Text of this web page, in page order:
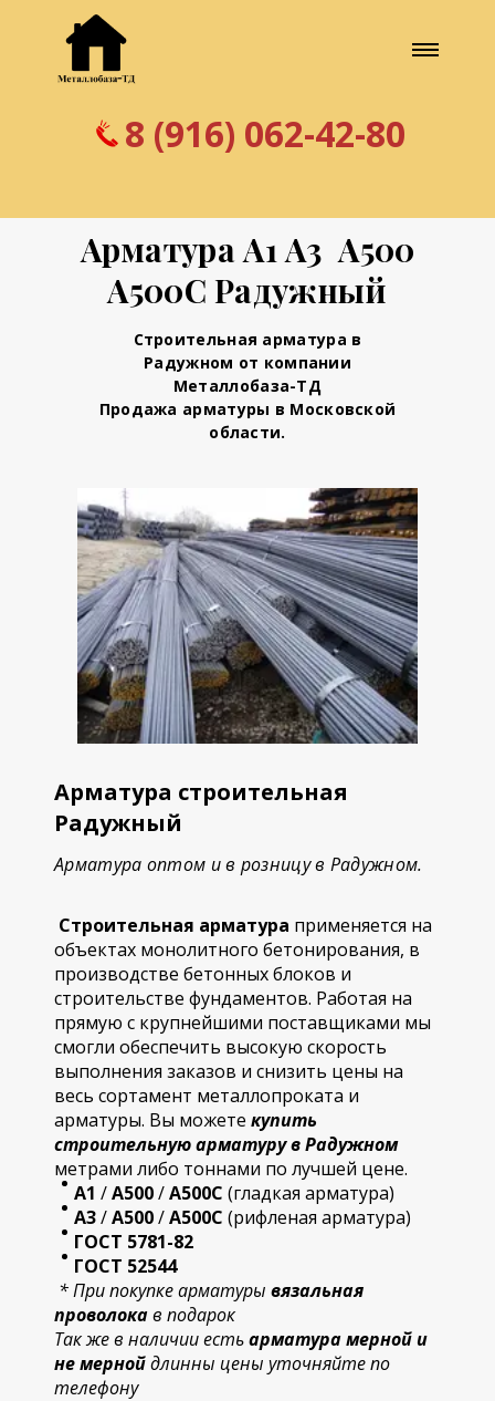
8 (916) 062-42-80
Арматура А1 А3 А500
А500С Радужный
Строительная арматура в
Радужном от компании
Металлобаза-ТД
Продажа арматуры в Московской
области.
Арматура строительная
Радужный
Арматура оптом и в розницу в Радужном.
Строительная арматура применяется на
объектах монолитного бетонирования, в
производстве бетонных блоков и
строительстве фундаментов. Работая на
прямую с крупнейшими поставщиками мы
смогли обеспечить высокую скорость
выполнения заказов и снизить цены на
весь сортамент металлопроката и
арматуры. Вы можете купить
строительнуюарматуру в Радужном
метрами либо тоннами по лучшей цене.
А1 /А500/А500С (гладкая арматура)
А3/А500/А500С (рифленая арматура)
ГОСТ 5781-82
ГОСТ 52544
* При покупке арматуры вязальная
проволокав подарок
Так же в наличии естьарматура мерной и
не мернойдлинны цены уточняйте по
телефону